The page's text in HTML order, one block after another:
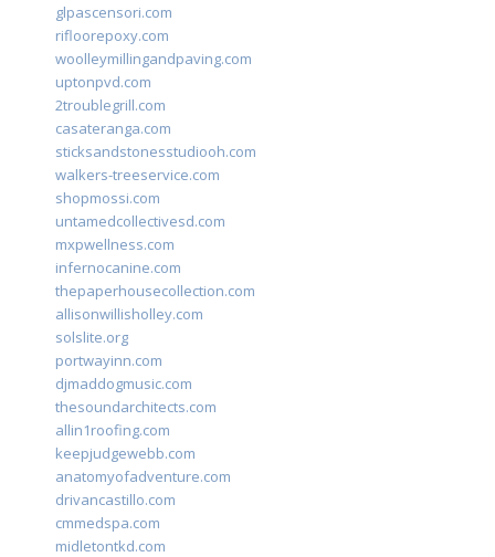
glpascensori.com
rifloorepoxy.com
woolleymillingandpaving.com
uptonpvd.com
2troublegrill.com
casateranga.com
sticksandstonesstudiooh.com
walkers-treeservice.com
shopmossi.com
untamedcollectivesd.com
mxpwellness.com
infernocanine.com
thepaperhousecollection.com
allisonwillisholley.com
solslite.org
portwayinn.com
djmaddogmusic.com
thesoundarchitects.com
allin1roofing.com
keepjudgewebb.com
anatomyofadventure.com
drivancastillo.com
cmmedspa.com
midletontkd.com